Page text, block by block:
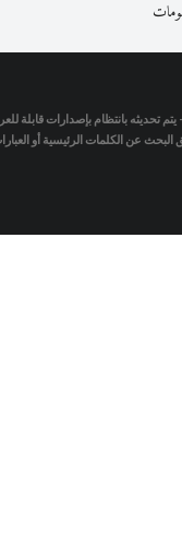
- يتم تحديثه بانتظام بإصدارات قابلة
عن الكلمات الرئيسية أو